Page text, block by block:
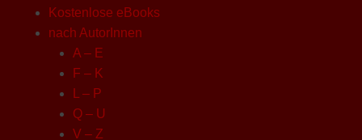
Kostenlose eBooks
nach AutorInnen
A – E
F – K
L – P
Q – U
V – Z